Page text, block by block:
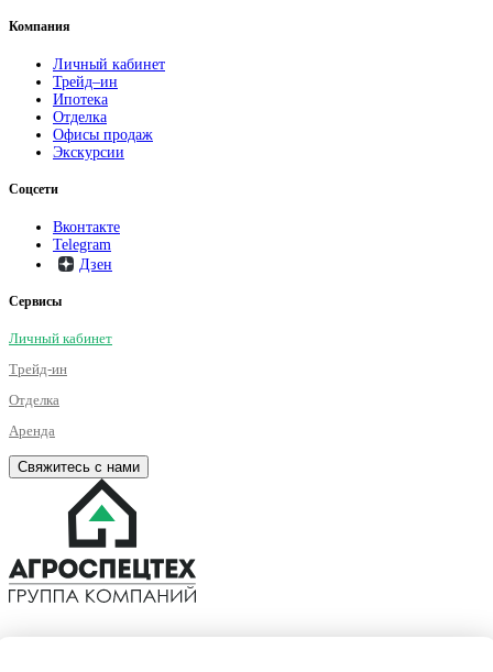
Компания
Личный кабинет
Трейд–ин
Ипотека
Отделка
Офисы продаж
Экскурсии
Соцсети
Вконтакте
Telegram
Дзен
Сервисы
Личный кабинет
Трейд-ин
Отделка
Аренда
Свяжитесь с нами